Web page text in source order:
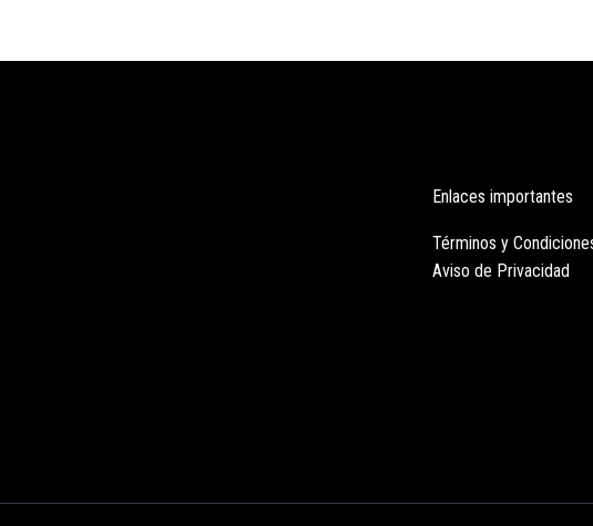
Enlaces importantes
Términos y
Aviso de Privacidad